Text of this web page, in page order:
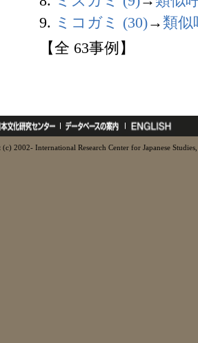
9. ミコガミ (30)→ 類似
【全 63事例】
2002- International Research Center for Japanese